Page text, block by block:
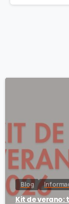
Blog
Kit de verano: